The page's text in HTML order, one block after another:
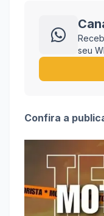
seu
Confira a